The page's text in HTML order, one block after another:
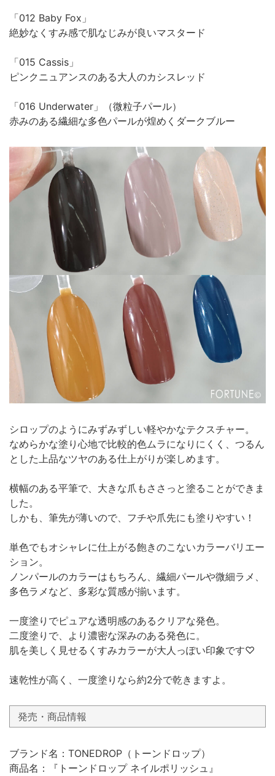
「012 Baby Fox」
絶妙なくすみ感で肌なじみが良いマスタード
「015 Cassis」
ピンクニュアンスのある大人のカシスレッド
「016 Underwater」（微粒子パール）
赤みのある繊細な多色パールが煌めくダークブルー
シロップのようにみずみずしい軽やかなテクスチャー。
なめらかな塗り心地で比較的色ムラになりにくく、つるん
とした上品なツヤのある仕上がりが楽しめます。
横幅のある平筆で、大きな爪もささっと塗ることができま
した。
しかも、筆先が薄いので、フチや爪先にも塗りやすい！
単色でもオシャレに仕上がる飽きのこないカラーバリエー
ション。
ノンパールのカラーはもちろん、繊細パールや微細ラメ、
多色ラメなど、多彩な質感が揃います。
一度塗りでピュアな透明感のあるクリアな発色。
二度塗りで、より濃密な深みのある発色に。
肌を美しく見せるくすみカラーが大人っぽい印象です♡
速乾性が高く、一度塗りなら約2分で乾きますよ。
発売・商品情報
ブランド名：TONEDROP（トーンドロップ）
商品名：『トーンドロップ ネイルポリッシュ』